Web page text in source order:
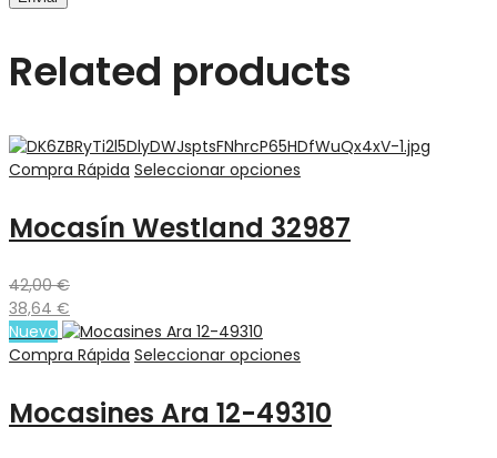
Related products
Compra Rápida Seleccionar opciones
Mocasín Westland 32987
42,00€
38,64 €
Nuevo
Compra Rápida Seleccionar opciones
Mocasines Ara 12-49310